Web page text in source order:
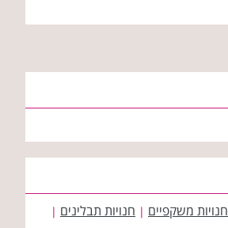
חנויות משקפיים | חנויות תבלינים |